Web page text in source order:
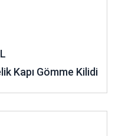
Kapı Gömme Kilidi